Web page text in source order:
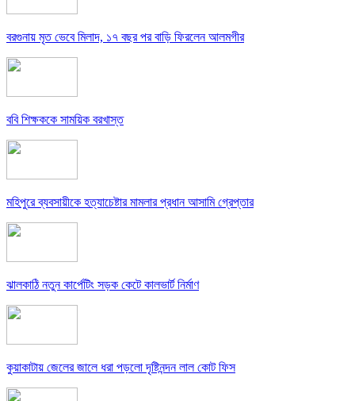
বরগুনায় মৃত ভেবে মিলাদ, ১৭ বছর পর বাড়ি ফিরলেন আলমগীর
ববি শিক্ষককে সাময়িক বরখাস্ত
মহিপুরে ব্যবসায়ীকে হত্যাচেষ্টার মামলার প্রধান আসামি গ্রেপ্তার
ঝালকাঠি নতুন কার্পেটিং সড়ক কেটে কালভার্ট নির্মাণ
কুয়াকাটায় জেলের জালে ধরা পড়লো দৃষ্টিনন্দন লাল কোট ফিস